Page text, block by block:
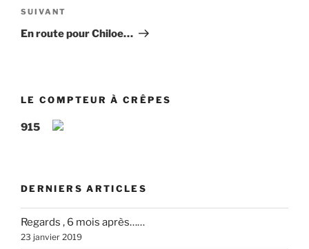
Article
suivant
SUIVANT
En route pour Chiloe…
LE COMPTEUR À CRÊPES
915
DERNIERS ARTICLES
Regards , 6 mois après……
23 janvier 2019